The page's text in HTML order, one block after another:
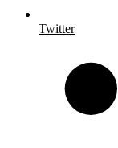
Twitter